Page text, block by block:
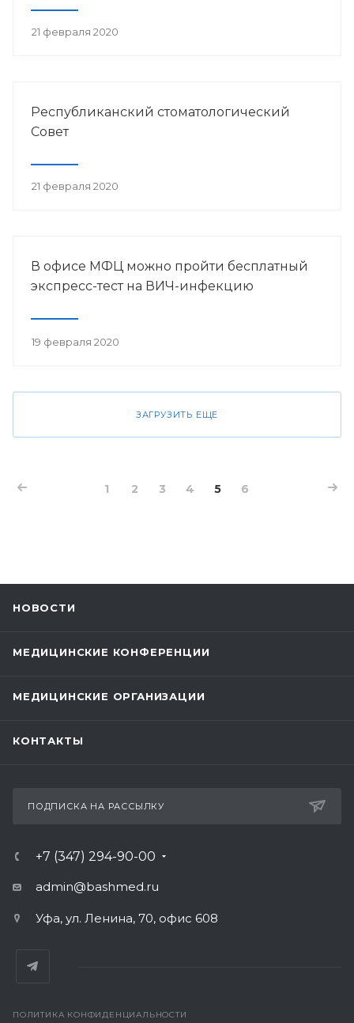
21 февраля 2020
Республиканский стоматологический
Совет
21 февраля 2020
В офисе МФЦ можно пройти бесплатный
экспресс-тест на ВИЧ-инфекцию
19 февраля 2020
ЗАГРУЗИТЬ ЕЩЕ
1 2 3 4 5 6
НОВОСТИ
МЕДИЦИНСКИЕ КОНФЕРЕНЦИИ
МЕДИЦИНСКИЕ ОРГАНИЗАЦИИ
КОНТАКТЫ
ПОДПИСКА НА РАССЫЛКУ
+7 (347) 294-90-00
admin@bashmed.ru
Уфа, ул. Ленина, 70, офис 608
ПОЛИТИКА КОНФИДЕНЦИАЛЬНОСТИ